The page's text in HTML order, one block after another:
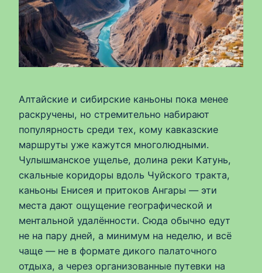
Алтайские и сибирские каньоны пока менее
раскручены, но стремительно набирают
популярность среди тех, кому кавказские
маршруты уже кажутся многолюдными.
Чулышманское ущелье, долина реки Катунь,
скальные коридоры вдоль Чуйского тракта,
каньоны Енисея и притоков Ангары — эти
места дают ощущение географической и
ментальной удалённости. Сюда обычно едут
не на пару дней, а минимум на неделю, и всё
чаще — не в формате дикого палаточного
отдыха, а через организованные путевки на